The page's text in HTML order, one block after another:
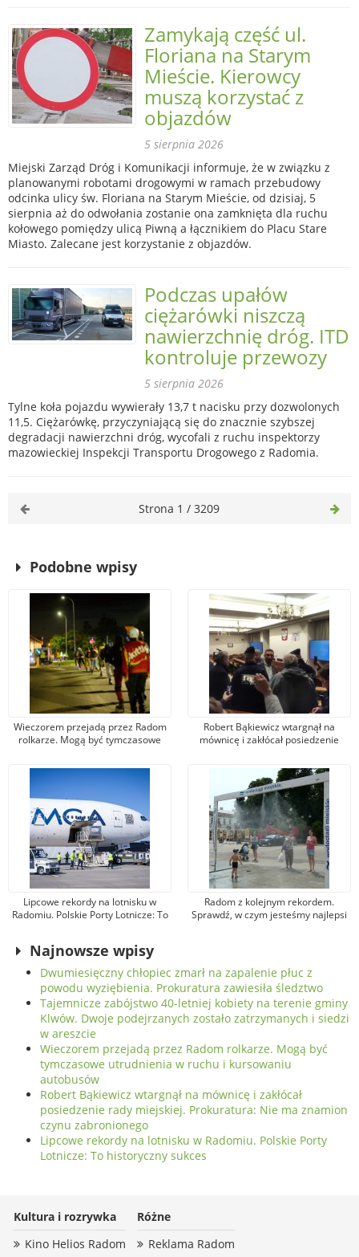
Zamykają część ul.
Floriana na Starym
Mieście. Kierowcy
muszą korzystać z
objazdów
5 sierpnia 2026
Miejski Zarząd Dróg i Komunikacji informuje, że w związku z
planowanymi robotami drogowymi w ramach przebudowy
odcinka ulicy św. Floriana na Starym Mieście, od dzisiaj, 5
sierpnia aż do odwołania zostanie ona zamknięta dla ruchu
kołowego pomiędzy ulicą Piwną a łącznikiem do Placu Stare
Miasto. Zalecane jest korzystanie z objazdów.
Podczas upałów
ciężarówki niszczą
nawierzchnię dróg. ITD
kontroluje przewozy
5 sierpnia 2026
Tylne koła pojazdu wywierały 13,7 t nacisku przy dozwolonych
11,5. Ciężarówkę, przyczyniającą się do znacznie szybszej
degradacji nawierzchni dróg, wycofali z ruchu inspektorzy
mazowieckiej Inspekcji Transportu Drogowego z Radomia.
Strona 1 / 3209
Podobne wpisy
Wieczorem przejadą przez Radom
rolkarze. Mogą być tymczasowe
autobusów
Robert Bąkiewicz wtargnął na
mównicę i zakłócał posiedzenie
znamion czynu zabronionego
Lipcowe rekordy na lotnisku w
Radomiu. Polskie Porty Lotnicze: To
Radom z kolejnym rekordem.
Sprawdź, w czym jesteśmy najlepsi
Najnowsze wpisy
Dwumiesięczny chłopiec zmarł na zapalenie płuc z
powodu wyziębienia. Prokuratura zawiesiła śledztwo
Tajemnicze zabójstwo 40-letniej kobiety na terenie gminy
Klwów. Dwoje podejrzanych zostało zatrzymanych i siedzi
w areszcie
Wieczorem przejadą przez Radom rolkarze. Mogą być
tymczasowe utrudnienia w ruchu i kursowaniu
autobusów
Robert Bąkiewicz wtargnął na mównicę i zakłócał
posiedzenie rady miejskiej. Prokuratura: Nie ma znamion
czynu zabronionego
Lipcowe rekordy na lotnisku w Radomiu. Polskie Porty
Lotnicze: To historyczny sukces
Kultura i rozrywka
Kino Helios Radom
Różne
Reklama Radom